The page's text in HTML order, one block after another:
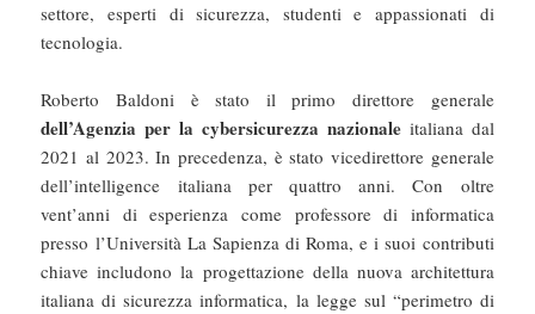
settore, esperti di sicurezza, studenti e appassionati di
tecnologia.
Roberto Baldoni è stato il primo direttore generale
dell’Agenzia per la cybersicurezza nazionaleitaliana dal
2021 al 2023. In precedenza, è stato vicedirettore generale
dell’intelligence italiana per quattro anni. Con oltre
vent’anni di esperienza come professore di informatica
presso l’Università La Sapienza di Roma, e i suoi contributi
chiave includono la progettazione della nuova architettura
italiana di sicurezza informatica, la legge sul “perimetro di